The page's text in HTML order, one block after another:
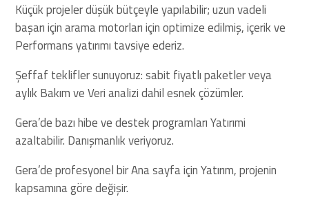
Küçük projeler düşük bütçeyle yapılabilir; uzun vadeli
başarı için arama motorları için optimize edilmiş, içerik ve
Performans yatırımı tavsiye ederiz.
Şeffaf teklifler sunuyoruz: sabit fiyatlı paketler veya
aylık Bakım ve Veri analizi dahil esnek çözümler.
Gera’de bazı hibe ve destek programları Yatırımi
azaltabilir. Danışmanlık veriyoruz.
Gera’de profesyonel bir Ana sayfa için Yatırım, projenin
kapsamına göre değişir.